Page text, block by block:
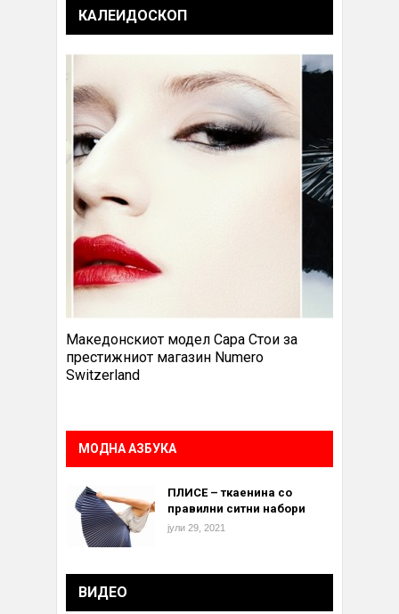
КАЛЕИДОСКОП
Македонскиот модел Сара Стои за
престижниот магазин Numero
Switzerland
МОДНА АЗБУКА
ПЛИСЕ – ткаенина со
правилни ситни набори
јули 29, 2021
ВИДЕО